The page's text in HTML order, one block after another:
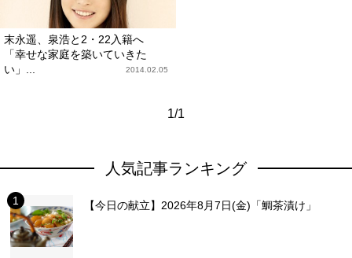
末永遥、泉浩と2・22入籍へ
「幸せな家庭を築いていきた
い」...
2014.02.05
1/1
人気記事ランキング
【今日の献立】2026年8月7日(金)「鯛茶漬け」